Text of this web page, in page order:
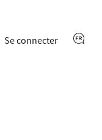
Se connecter